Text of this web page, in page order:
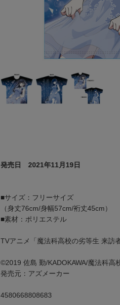
発売日 2021年11月19日
■サイズ：フリーサイズ
（身丈76cm/身幅57cm/裄丈45cm）
■素材：ポリエステル
TVアニメ「魔法科高校の劣等生 来訪
©2019 佐島 勤/KADOKAWA/魔法科高
発売元：アズメーカー
4580668808683